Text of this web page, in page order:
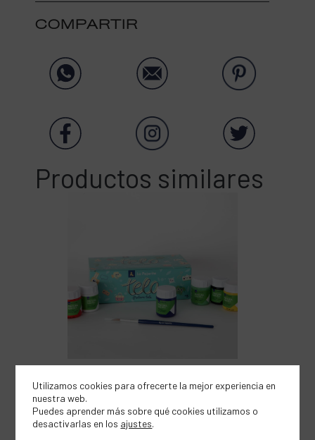
COMPARTIR
Productos similares
Surtido pintura para tela
Utilizamos cookies para ofrecerte la mejor experiencia en
nuestra web.
Puedes aprender más sobre qué cookies utilizamos o
desactivarlas en los ajustes.